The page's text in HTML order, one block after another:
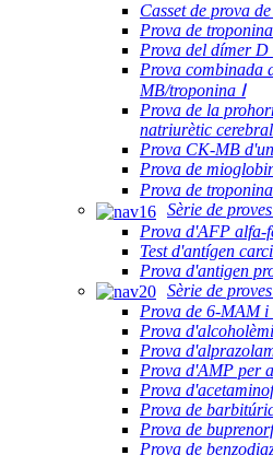
Casset de prova
Prova de
Prova del dímer
Prova combinada
MB/troponina Ⅰ
Prova de la
natriurètic
Prova CK-MB
Prova de
Prova de
Sèrie de
Prova d'AFP alfa-
Test d'antígen
Prova d'antigen
Sèrie de
Prova de 6-MAM
Prova
Prova
Prova d'AMP per
Prova
Prova de
Prova de
Prova de